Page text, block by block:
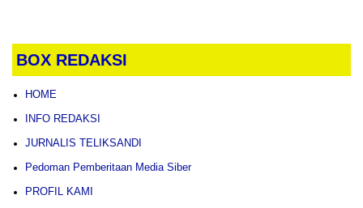
BOX REDAKSI
HOME
INFO REDAKSI
JURNALIS TELIKSANDI
Pedoman Pemberitaan Media Siber
PROFIL KAMI